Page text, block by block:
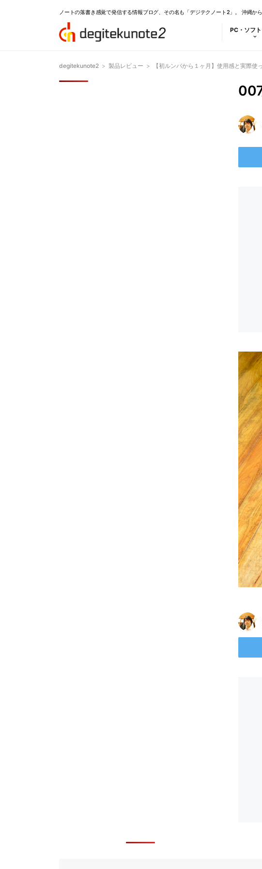
ノートの落書き感覚で発信する情報ブログ、その名も「デジテクノート2」。 沖縄か
PC・ソフ
degitekunote2 > 製品レビュー > 【初ルンバから１ヶ月】使用感と実際使